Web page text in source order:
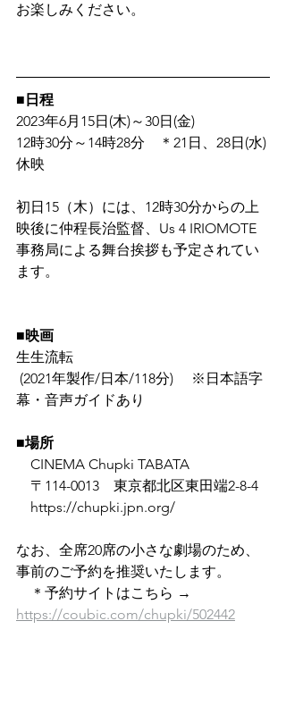
お楽しみください。
■日程
2023年6月15日(木)～30日(金)
12時30分～14時28分　＊21日、28日(水)
休映
初日15（木）には、12時30分からの上
映後に仲程長治監督、Us 4 IRIOMOTE
事務局による舞台挨拶も予定されてい
ます。
■映画
生生流転
幕・音声ガイドあり
■場所
CINEMA Chupki TABATA
〒114-0013　東京都北区東田端2-8-4
https://chupki.jpn.org/
なお、全席20席の小さな劇場のため、
事前のご予約を推奨いたします。
＊予約サイトはこちら →
https://coubic.com/chupki/502442